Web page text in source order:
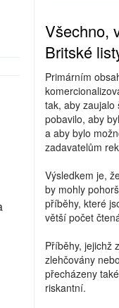
Všechno,
Britské
Primárním
tak, aby zaujalo
pobavilo, aby
a aby bylo
zadavatelům
Výsledkem je,
by mohly
příběhy, které
větší počet
Příběhy, jejichž
zlehčovány
přecházeny
riskantní.